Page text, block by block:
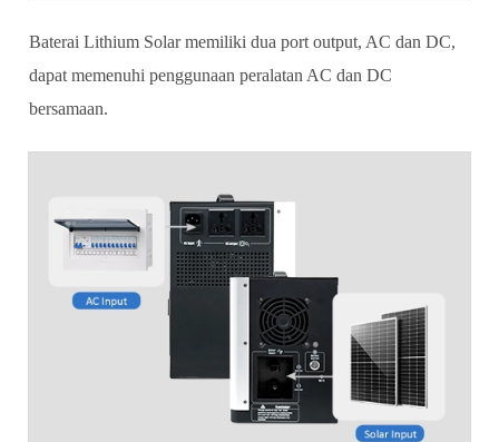
Baterai Lithium Solar memiliki dua port output, AC dan DC,
dapat memenuhi penggunaan peralatan AC dan DC
bersamaan.